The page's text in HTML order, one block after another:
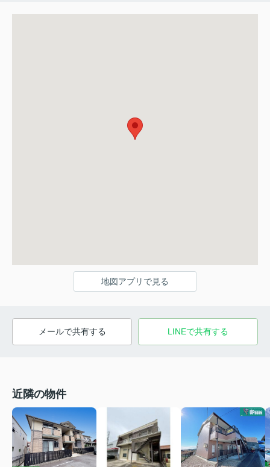
地図アプリで見る
メールで共有する LINEで共有する
近隣の物件